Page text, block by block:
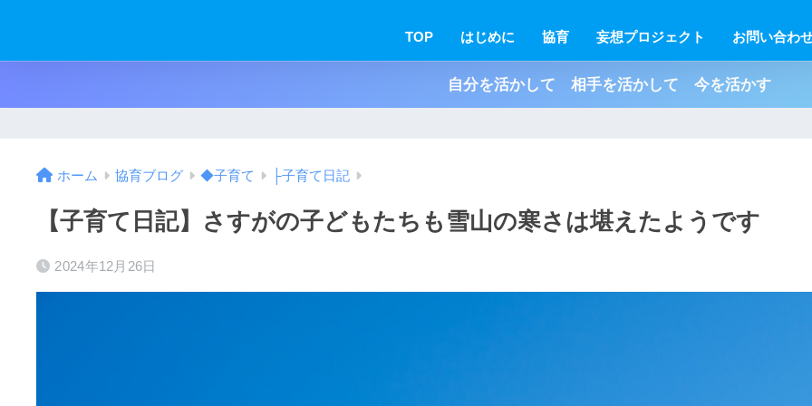
TOP はじめに 協育 妄想プロジェクト お問い合わ
自分を活かして 相手を活かして 今を活かす
ホーム 協育ブログ ◆子育て ├子育て日記
【子育て日記】さすがの子どもたちも雪山の寒さは堪えたようです
2024年12月26日